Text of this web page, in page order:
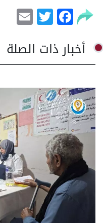
Facebook
Twitter
أخبار ذات الصلة